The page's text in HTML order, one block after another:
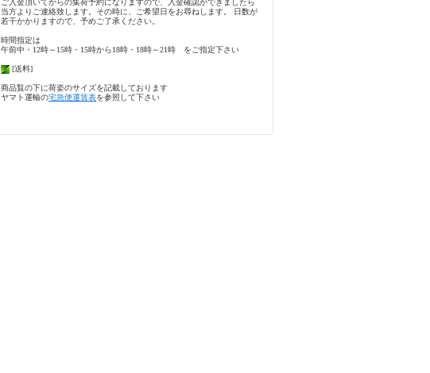
ご入金頂いてからの集荷予約になりますので、入金確認ができましたら
当方よりご連絡致します。その時に、ご希望日をお尋ねします。 日数が
若干かかりますので、予めご了承ください。
時間指定は
午前中・12時～15時・15時から18時・18時～21時 をご指定下さい
[送料]
商品覧の下に荷姿のサイズを記載しております
ヤマト運輸の宅急便運賃表を参照して下さい